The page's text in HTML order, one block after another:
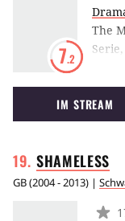
7.2
The
auf
IM STREAM
SHAMELESS
GB(2004 - 2013) |